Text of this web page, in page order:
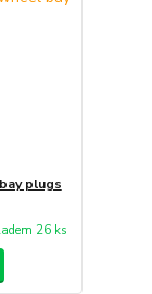
plugs
26 ks